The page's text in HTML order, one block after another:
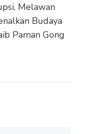
Melawan
Budaya
Paman Gong